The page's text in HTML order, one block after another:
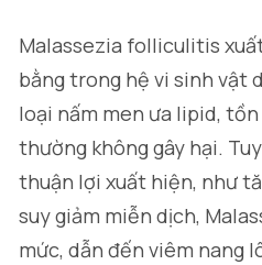
Malassezia folliculitis
bằng trong hệ vi sinh vật
loại nấm men ưa lipid,
thường không gây hại.
thuận lợi xuất hiện, như
suy giảm miễn dịch,
mức, dẫn đến viêm nang